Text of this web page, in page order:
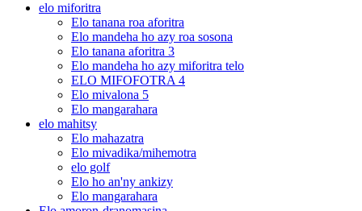
elo miforitra
Elo tanana roa aforitra
Elo mandeha ho azy roa sosona
Elo tanana aforitra 3
Elo mandeha ho azy miforitra telo
ELO MIFOFOTRA 4
Elo mivalona 5
Elo mangarahara
elo mahitsy
Elo mahazatra
Elo mivadika/mihemotra
elo golf
Elo ho an'ny ankizy
Elo mangarahara